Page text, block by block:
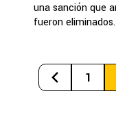
una sanción que
fueron eliminados.
1